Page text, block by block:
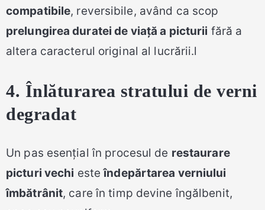
compatibile, reversibile, având ca scop
prelungirea duratei de viață a picturii fără a
altera caracterul original al lucrării.l
4. Înlăturarea stratului de verni
degradat
Un pas esențial în procesul de restaurare
picturi vechi esteîndepărtarea verniului
îmbătrânit, care în timp devine îngălbenit,